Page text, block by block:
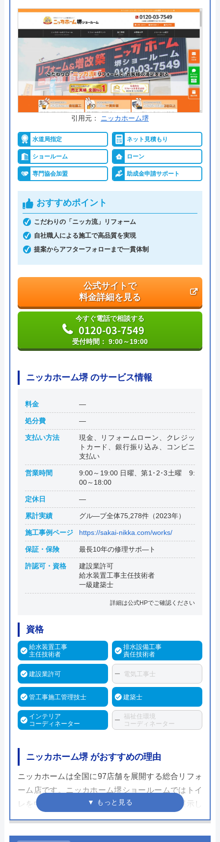
トイレリフォーム・交換事例も多数サイトに掲載さ
れていますので、まずはホームページを覗いてみて
ください。
公式サイトで
料金詳細を見る
今すぐ電話で相談する
0120-091-026
イースマイル の基本情報
代表者 島村禮孝
創業・設立 平成4年6月1日創業
本社所在地
〒542-0066
大阪府大阪市中央区瓦屋町3丁目7-3 イ
―スマイルビル
引用元： ニッカホーム堺
水道局指定 ネット見積もり
ショールーム ローン
専門協会加盟 助成金申請サポート
おすすめポイント
こだわりの「ニッカ流」リフォーム
自社職人による施工で高品質を実現
提案からアフターフォローまで一貫体制
公式サイトで
料金詳細を見る
今すぐ電話で相談する
0120-03-7549
受付時間： 9:00～19:00
ニッカホーム堺 のサービス情報
料金 ―
処分費 ―
支払い方法
現金、リフォームローン、クレジッ
トカード、銀行振り込み、コンビニ
支払い
営業時間
9:00～19:00 日曜、第1･2･3土曜 9:
00～18:00
定休日 ―
累計実績 グル―プ全体75,278件（2023年）
施工事例ページ https://sakai-nikka.com/works/
保証・保険 最長10年の修理サポ―ト
許認可・資格
建設業許可
給水装置工事主任技術者
一級建築士
詳細は公式HPでご確認ください
資格
給水装置工事
主任技術者
排水設備工事
責任技術者
建設業許可 電気工事士
管工事施工管理技士 建築士
インテリア
コーディネーター
福祉住環境
コーディネーター
ニッカホーム堺 がおすすめの理由
ニッカホームは全国に97店舗を展開する総合リフォ
ーム店です。ニッカホーム堺ショールームではトイ
レを中心にキッチンやバスルーム、洗面台を展示し
ています。担当が現場調査から施工管理、アフター